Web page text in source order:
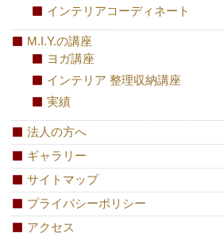
インテリアコーディネート
M.I.Y.の講座
ヨガ講座
インテリア 整理収納講座
実績
法人の方へ
ギャラリー
サイトマップ
プライバシーポリシー
アクセス